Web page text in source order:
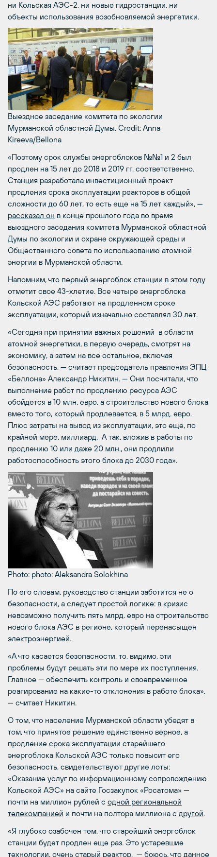
ни Кольская АЭС-2, ни новые гидростанции, ни
объекты использования возобновляемой энергетики.
Выездное заседание комитета по экологии
Мурманской областной Думы. Credit: Anna
Kireeva/Bellona
«Поэтому срок службы энергоблоков №№1 и 2 был
продлен на 15 лет до 2018 и 2019 гг. соответственно.
Станция разработала инвестиционный проект
продления срока эксплуатации реакторов в общей
сложности до 60 лет, то есть еще на 15 лет каждый», —
рассказал он в конце прошлого года во время
выездного заседания комитета Мурманской областной
Думы по экологии и охране окружающей среды и
Общественного совета по использованию атомной
энергии в Мурманской области.
Напомним, что первый энергоблок станции в этом году
отметит свое 43-хлетие. Все четыре энергоблока
Кольской АЭС работают на продленном сроке
эксплуатации, который изначально составлял 30 лет.
«Сегодня при принятии важных решений в области
атомной энергетики, в первую очередь, смотрят на
экономику, а затем на все остальное, включая
безопасность, — считает председатель правления ЭПЦ
«Беллона» Александр Никитин. — Они посчитали, что
выполнение работ по продлению ресурса АЭС
обойдется в 10 млн. евро, а строительство нового блока
вместо того, который продлевается, в 5 млрд. евро.
Плюс затраты на вывод из эксплуатации, это еще, по
крайней мере, миллиард. А так, вложив в работы по
продлению 10 или даже 20 млн., они продлили
работоспособность этого блока до 2030 года».
Photo: photo: Aleksandra Solokhina
По его словам, руководство станции заботится не о
безопасности, а следует простой логике: в кризис
невозможно получить пять млрд. евро на строительство
нового блока АЭС в регионе, который перенасыщен
электроэнергией.
«А что касается безопасности, то, видимо, эти
проблемы будут решать эти по мере их поступления.
Главное — обеспечить контроль и своевременное
реагирование на какие-то отклонения в работе блока»,
— считает Никитин.
О том, что население Мурманской области убедят в
том, что принятое решение единственно верное, а
продление срока эксплуатации старейшего
энергоблока Кольской АЭС только повысит его
безопасность, свидетельствуют другие лоты:
«Оказание услуг по информационному сопровождению
Кольской АЭС» на сайте Госзакупок «Росатома» —
почти на миллион рублей с одной региональной
телекомпанией и почти на полтора миллиона с другой.
«Я глубоко озабочен тем, что старейший энергоблок
станции будет продлен еще раз. Это устаревшие
технологии, очень старый реактор, — боюсь, что данное